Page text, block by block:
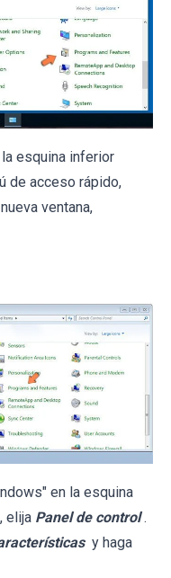
esquina inferior
de acceso rápido,
ventana,
en la esquina
elija Panel de control .
y haga